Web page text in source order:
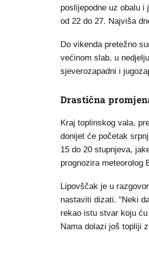
poslijepodne uz obalu i
od 22 do 27. Najviša
Do vikenda pretežno
većinom slab, u
sjeverozapadni i
Drastična
Kraj toplinskog vala,
donijet će početak
15 do 20 stupnjeva,
prognozira meteorolog
Lipovščak je u
nastaviti dizati. "Neki
rekao istu stvar koju
Nama dolazi još topliji